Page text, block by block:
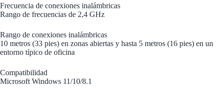
Frecuencia de conexiones inalámbricas
Rango de frecuencias de 2,4 GHz
Rango de conexiones inalámbricas
10 metros (33 pies) en zonas abiertas y hasta 5 metros (16 pies) en un
entorno típico de oficina
Compatibilidad
Microsoft Windows 11/10/8.1